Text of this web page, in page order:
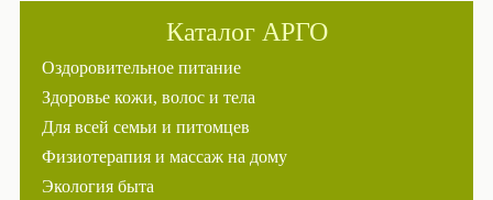
Каталог АРГО
Оздоровительное питание
Здоровье кожи, волос и тела
Для всей семьи и питомцев
Физиотерапия и массаж на дому
Экология быта